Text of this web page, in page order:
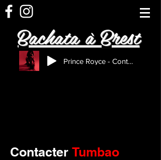
Bachata à Brest
Prince Royce - Contra la Pared (ALTER EGO Video)
Contacter Tumbao